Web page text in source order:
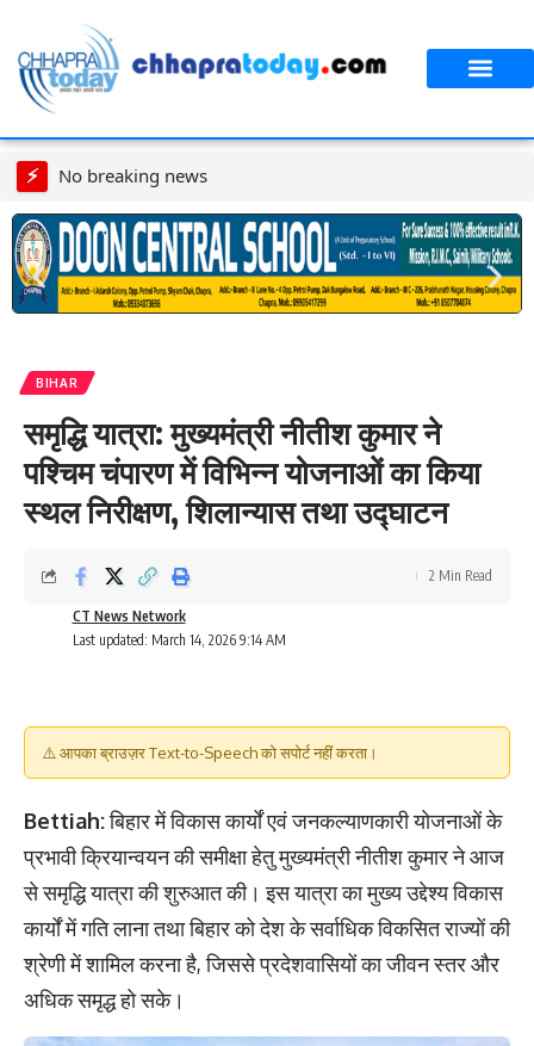
⚡ No breaking news
BIHAR
समृद्धि यात्रा: मुख्यमंत्री नीतीश कुमार ने
पश्चिम चंपारण में विभिन्न योजनाओं का किया
स्थल निरीक्षण, शिलान्यास तथा उद्घाटन
Last updated: March 14, 2026 9:14 AM
CT News Network
2 Min Read
⚠️ आपका ब्राउज़र Text-to-Speech को सपोर्ट नहीं करता।
Bettiah:बिहार में विकास कार्यों एवं जनकल्याणकारी योजनाओं के
प्रभावी क्रियान्वयन की समीक्षा हेतु मुख्यमंत्री नीतीश कुमार ने आज
से समृद्धि यात्रा की शुरुआत की। इस यात्रा का मुख्य उद्देश्य विकास
कार्यों में गति लाना तथा बिहार को देश के सर्वाधिक विकसित राज्यों की
श्रेणी में शामिल करना है, जिससे प्रदेशवासियों का जीवन स्तर और
अधिक समृद्ध हो सके।